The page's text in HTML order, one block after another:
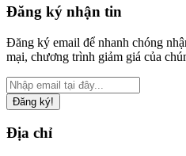
Đăng ký nhận tin
Đăng ký email để nhanh chóng
mại, chương trình giảm giá của
Đăng ký!
Địa chỉ